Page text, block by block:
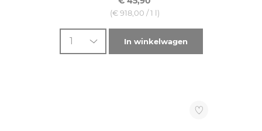
(€ 918,00 / 1 l)
1 In winkelwagen